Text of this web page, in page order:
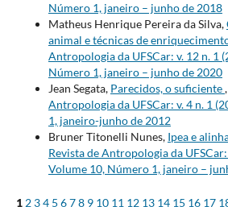
Número 1, janeiro – junho de 2018
Matheus Henrique Pereira da Silva,
animal e técnicas de
Antropologia da UFSCar: v. 12 n. 1
Número 1, janeiro – junho de 2020
Jean Segata, Parecidos, o suficiente,
Antropologia da UFSCar: v. 4 n. 1
1, janeiro-junho de 2012
Bruner Titonelli Nunes, Ipea e
Revista de Antropologia da
Volume 10, Número 1, janeiro –
1 2 34 5 678 9 10 11 12 13 14 15 16 17